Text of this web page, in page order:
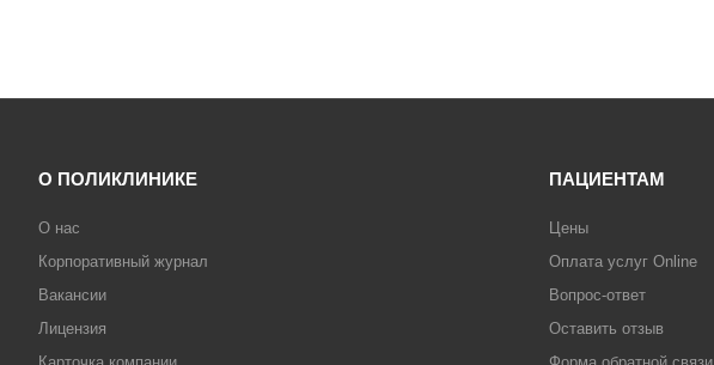
О ПОЛИКЛИНИКЕ
О нас
Корпоративный журнал
Вакансии
Лицензия
ПАЦИЕНТАМ
Цены
Оплата услуг Online
Вопрос-ответ
Оставить отзыв